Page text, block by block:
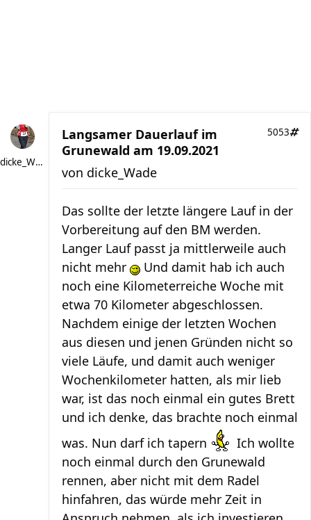
dicke_Wade
Langsamer Dauerlauf im
Grunewald am 19.09.2021
5053
von dicke_Wade
Das sollte der letzte längere Lauf in der
Vorbereitung auf den BM werden.
Langer Lauf passt ja mittlerweile auch
nicht mehr
Und damit hab ich auch
noch eine Kilometerreiche Woche mit
etwa 70 Kilometer abgeschlossen.
Nachdem einige der letzten Wochen
aus diesen und jenen Gründen nicht so
viele Läufe, und damit auch weniger
Wochenkilometer hatten, als mir lieb
war, ist das noch einmal ein gutes Brett
und ich denke, das brachte noch einmal
was. Nun darf ich tapern
Ich wollte
noch einmal durch den Grunewald
rennen, aber nicht mit dem Radel
hinfahren, das würde mehr Zeit in